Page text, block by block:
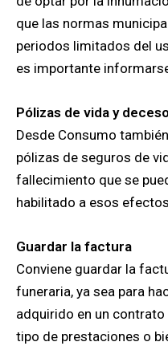
que las normas
periodos limitados del
es importante
Pólizas de vida y
Desde Consumo
pólizas de seguros de
fallecimiento que se
habilitado a esos
Guardar la factura
Conviene guardar la
funeraria, ya sea para
adquirido en un
tipo de prestaciones o